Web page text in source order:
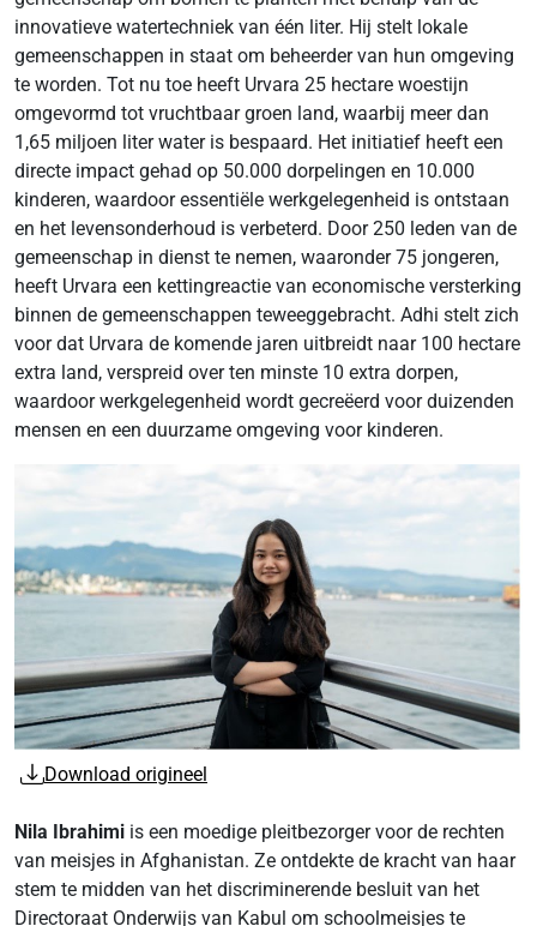
innovatieve watertechniek van één liter. Hij stelt lokale
gemeenschappen in staat om beheerder van hun omgeving
te worden. Tot nu toe heeft Urvara 25 hectare woestijn
omgevormd tot vruchtbaar groen land, waarbij meer dan
1,65 miljoen liter water is bespaard. Het initiatief heeft een
directe impact gehad op 50.000 dorpelingen en 10.000
kinderen, waardoor essentiële werkgelegenheid is ontstaan
en het levensonderhoud is verbeterd. Door 250 leden van de
gemeenschap in dienst te nemen, waaronder 75 jongeren,
heeft Urvara een kettingreactie van economische versterking
binnen de gemeenschappen teweeggebracht. Adhi stelt zich
voor dat Urvara de komende jaren uitbreidt naar 100 hectare
extra land, verspreid over ten minste 10 extra dorpen,
waardoor werkgelegenheid wordt gecreëerd voor duizenden
mensen en een duurzame omgeving voor kinderen.
Download origineel
Nila Ibrahimi is een moedige pleitbezorger voor de rechten
van meisjes in Afghanistan. Ze ontdekte de kracht van haar
stem te midden van het discriminerende besluit van het
Directoraat Onderwijs van Kabul om schoolmeisjes te